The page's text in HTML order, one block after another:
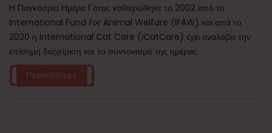
Η Παγκόσμια Ημέρα Γάτας καθιερώθηκε το 2002 από το
International Fund for Animal Welfare (IFAW) και από το
2020 η International Cat Care (iCatCare) έχει αναλάβει την
επίσημη διαχείριση και το συντονισμό της ημέρας.
Περισσότερα